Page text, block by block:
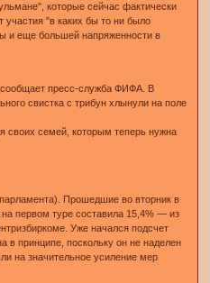
которые сейчас фактически
участия "в каких бы то ни было
и еще большей напряженности в
сообщает пресс-служба ФИФА. В
свистка с трибун хлынули на поле
своих семей, которым теперь нужна
Прошедшие во вторник в
первом туре составила 15,4% — из
Уже начался подсчет
в принципе, поскольку он не наделен
на значительное усиление мер